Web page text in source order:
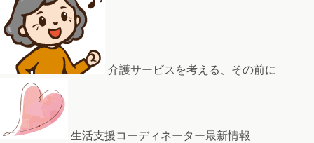
介護サービスを考える、その前に
生活支援コーディネーター最新情報